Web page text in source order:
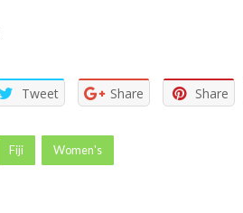
Tweet Share Share
Fiji Women's